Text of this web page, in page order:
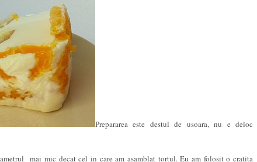
Prepararea este destul de usoara, nu e deloc
mai mic decat cel in care am asamblat tortul. Eu am folosit o cratita